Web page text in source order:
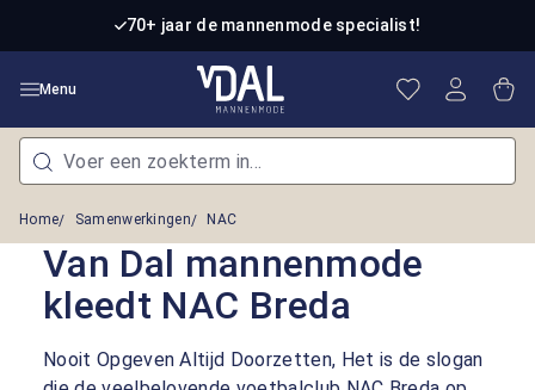
Ga naar de hoofdinhoud70+ jaar de mannenmode specialist!
Menu Je hebt 0
Home Samenwerkingen NAC
Van Dal mannenmode
kleedt NAC Breda
Nooit Opgeven Altijd Doorzetten, Het is de slogan